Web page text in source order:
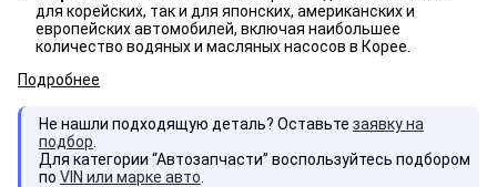
для корейских, так и для японских, американских и
европейских автомобилей, включая наибольшее
количество водяных и масляных насосов в Корее.
Подробнее
Не нашли подходящую деталь? Оставьте заявку на
подбор
Для категории “Автозапчасти” воспользуйтесь подбором
по VIN или марке авто